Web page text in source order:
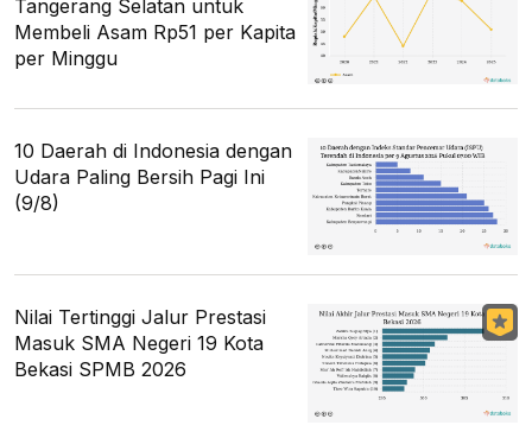
Tangerang Selatan untuk
Membeli Asam Rp51 per Kapita
per Minggu
10 Daerah di Indonesia dengan
Udara Paling Bersih Pagi Ini
(9/8)
Nilai Tertinggi Jalur Prestasi
Masuk SMA Negeri 19 Kota
Bekasi SPMB 2026